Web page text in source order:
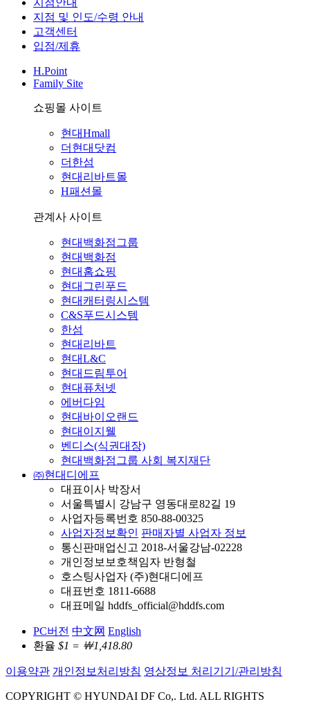
지점안내
지점 및 인도/수령 안내
고객센터
입점/제휴
H.Point
Family Site
쇼핑몰 사이트
현대Hmall
더현대닷컴
더한섬
현대리바트몰
H패션몰
관계사 사이트
현대백화점그룹
현대백화점
현대홈쇼핑
현대그린푸드
현대캐터링시스템
C&S푸드시스템
한섬
현대리바트
현대L&C
현대드림투어
현대퓨처넷
에버다임
현대바이오랜드
현대이지웰
벤디스(식권대장)
현대백화점그룹 사회 복지재단
㈜현대디에프
대표이사 박장서
서울특별시 강남구 영동대로82길 19
사업자등록번호 850-88-00325
사업자정보확인 판매자별 사업자 정보
통신판매업신고 2018-서울강남-02228
개인정보보호책임자 반형철
호스팅사업자 (주)현대디에프
대표번호 1811-6688
대표메일 hddfs_official@hddfs.com
PC버전 中文网 English
환율 $1 = ￦1,418.80
이용약관 개인정보처리방침 영상정보 처리기기/관리방침
COPYRIGHT © HYUNDAI DF Co,. Ltd. ALL RIGHTS